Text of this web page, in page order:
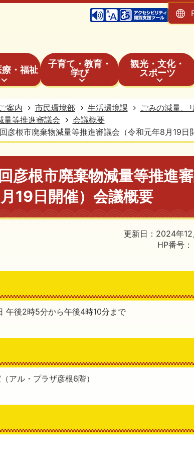
・福祉
子育て・教育・
学び
観光・文化・
スポーツ
案内 市民環境部 生活環境課
ごみの減量、
量等推進審議会
会議概要
彦根市廃棄物減量等推進審議会（令和元年8月19日
彦根市廃棄物減量等推進
19日開催）会議概要
更新日：2024年
HP番号：
午後2時5分から午後4時10分まで
アル・プラザ彦根6階）